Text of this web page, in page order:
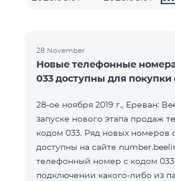
28 November
Новые телефонные
033 доступны для покупки
28-ое ноября 2019 г., Ереван:
запуске нового этапа продаж
кодом 033. Ряд новых номеров
доступны на сайте
телефонный номер с кодом
подключении какого-либо из